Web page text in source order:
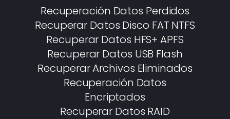
Recuperación Datos Perdidos
Recuperar Datos Disco FAT NTFS
Recuperar Datos HFS+ APFS
Recuperar Datos USB Flash
Recuperar Archivos Eliminados
Recuperación Datos
Encriptados
Recuperar Datos RAID